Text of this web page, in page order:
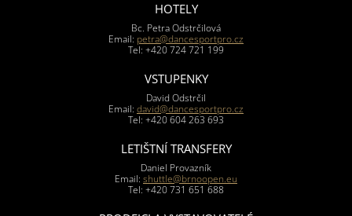
HOTELY
Bc. Petra Odstrčilová
Email: petra@dancesportpro.cz
Tel: +420 724 721 199
VSTUPENKY
David Odstrčil
Email: david@dancesportpro.cz
Tel: +420 604 263 693
LETIŠTNÍ TRANSFERY
Daniel Provazník
Email: shuttle@brnoopen.eu
Tel: +420 731 651 688